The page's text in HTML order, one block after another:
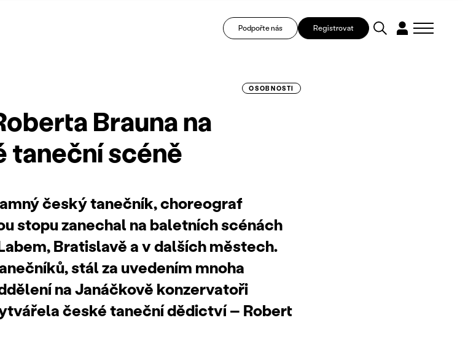
Podpořte nás Registrovat
OSOBNOSTI
Brauna na
taneční scéně
český tanečník, choreograf
stopu zanechal na baletních scénách
Bratislavě a v dalších městech.
stál za uvedením mnoha
na Janáčkově konzervatoři
české taneční dědictví– Robert